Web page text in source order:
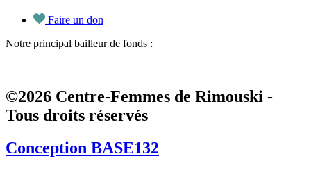
Faire un don
Notre principal bailleur de fonds :
©2026 Centre-Femmes de Rimouski -
Tous droits réservés
Conception BASE132